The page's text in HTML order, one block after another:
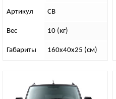
Артикул СВ
Вес 10 (кг)
Габариты 160х40х25 (см)